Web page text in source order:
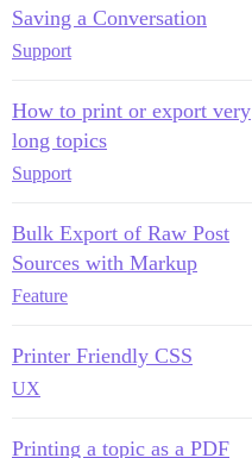
Saving a Conversation
Support
How to print or export very
long topics
Support
Bulk Export of Raw Post
Sources with Markup
Feature
Printer Friendly CSS
UX
Printing a topic as a PDF